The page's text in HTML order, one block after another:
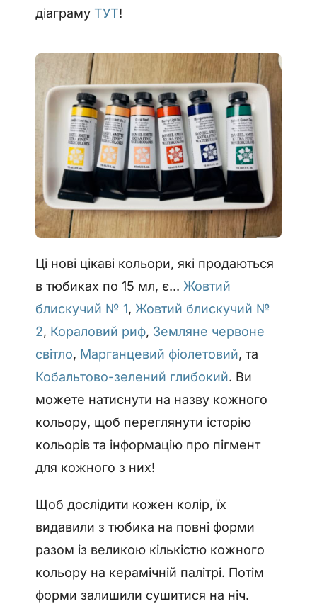
діаграму ТУТ!
Ці нові цікаві кольори, які продаються
в тюбиках по 15 мл, є... Жовтий
блискучий № 1, Жовтий блискучий №
2, Кораловий риф, Земляне червоне
світло, Марганцевий фіолетовий, та
Кобальтово-зелений глибокий. Ви
можете натиснути на назву кожного
кольору, щоб переглянути історію
кольорів та інформацію про пігмент
для кожного з них!
Щоб дослідити кожен колір, їх
видавили з тюбика на повні форми
разом із великою кількістю кожного
кольору на керамічній палітрі. Потім
форми залишили сушитися на ніч.